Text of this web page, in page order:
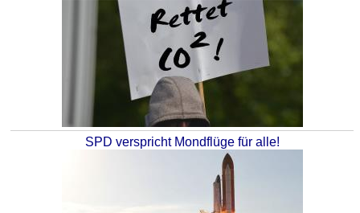
SPD verspricht Mondflüge für alle!